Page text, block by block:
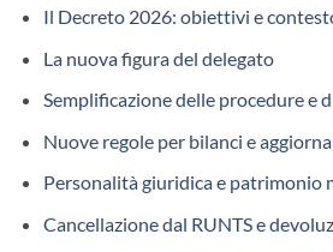
Il Decreto 2026: obiettivi e
La nuova figura del delegato
Semplificazione delle procedure e
Nuove regole per bilanci e
Personalità giuridica e patrimonio
Cancellazione dal RUNTS e